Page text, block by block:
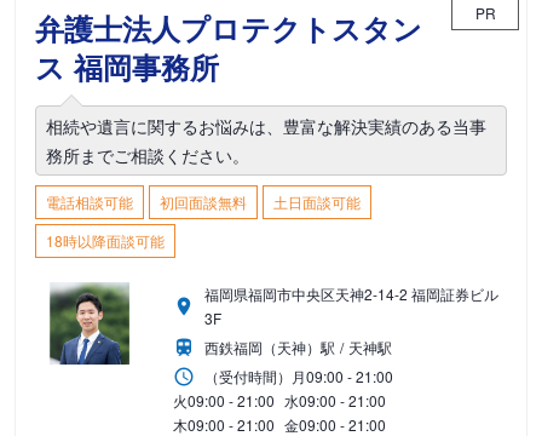
弁護士法人プロテクトスタン
ス 福岡事務所
PR
相続や遺言に関するお悩みは、豊富な解決実績のある当事
務所までご相談ください。
電話相談可能 初回面談無料
土日面談可能
18時以降面談可能
福岡県福岡市中央区天神2-14-2 福岡証券ビル
3F
西鉄福岡（天神）駅
天神駅
（受付時間） 月09:00 - 21:00
火09:00 - 21:00 水09:00 - 21:00
木09:00 - 21:00 金09:00 - 21:00